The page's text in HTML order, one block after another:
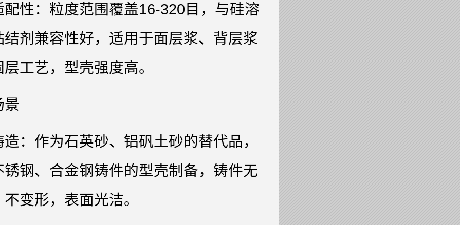
配性‌：粒度范围覆盖16-320目，与硅溶
结剂兼容性好，适用于面层浆、背层浆
工艺，型壳强度高。
景
：作为石英砂、铝矾土砂的替代品，
锈钢、合金钢铸件的型壳制备，铸件无
变形，表面光洁。